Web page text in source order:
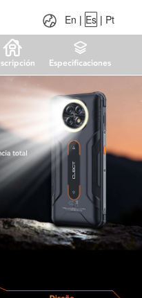
Especificaciones
Pt
En | Es | Pt